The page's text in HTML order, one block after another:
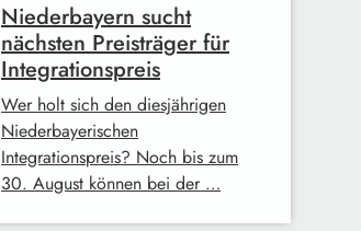
Niederbayern sucht
nächsten Preisträger für
Integrationspreis
Wer holt sich den diesjährigen
Niederbayerischen
Integrationspreis? Noch bis zum
30. August können bei der …